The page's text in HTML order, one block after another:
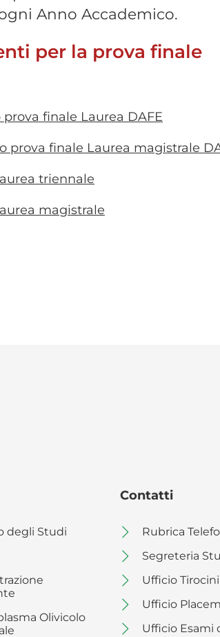
Anno Accademico.
per la prova finale
finale Laurea DAFE
prova finale Laurea magistrale
triennale
magistrale
degli Studi
Olivicolo
Contatti
Rubrica
Segreteria
Ufficio Tirocini
Ufficio
Ufficio Esami